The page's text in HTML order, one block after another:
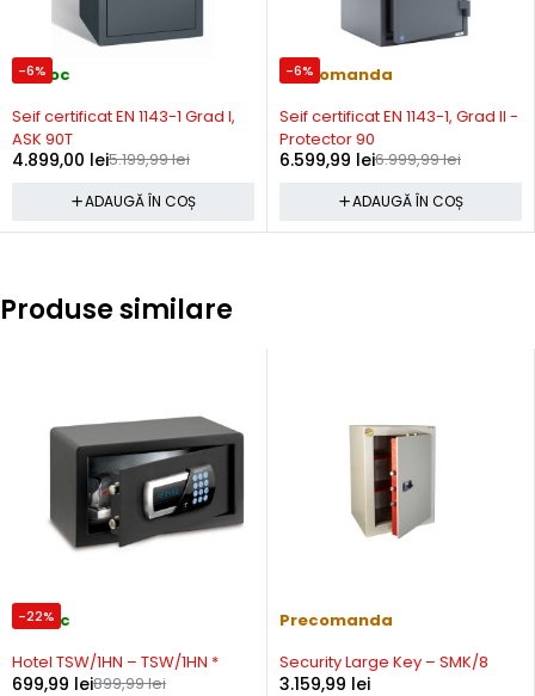
-6%
In stoc
Seif certificat EN 1143-1 Grad I,
ASK 90T
5.199,99lei
4.899,00 lei
ADAUGĂ ÎN COȘ
-6%
Precomanda
Seif certificat EN 1143-1, Grad II -
Protector 90
6.999,99lei
6.599,99 lei
ADAUGĂ ÎN COȘ
Produse similare
-22%
In stoc
Hotel TSW/1HN – TSW/1HN *
899,99lei
699,99 lei
Precomanda
Security Large Key – SMK/8
3.159,99 lei